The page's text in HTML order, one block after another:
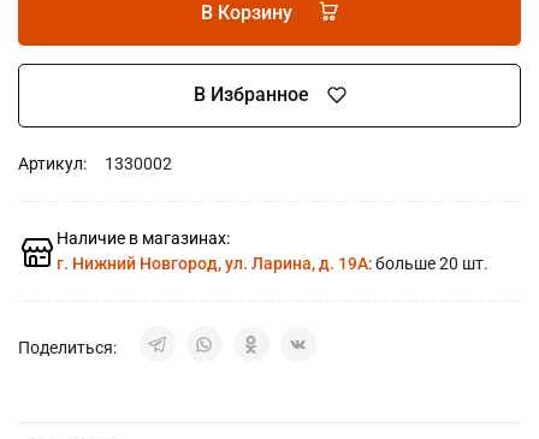
В Корзину
В Избранное
Артикул: 1330002
Наличие в магазинах:
г. Нижний Новгород, ул. Ларина, д. 19А: больше 20 шт.
Поделиться: